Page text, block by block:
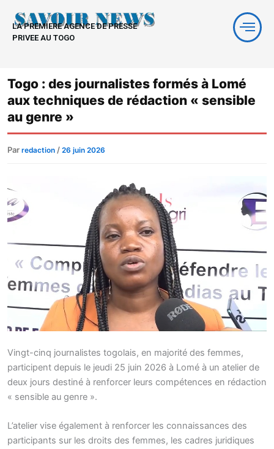
contenu
LA PREMIERE AGENCE DE PRESSE
PRIVEE AU TOGO
Togo : des journalistes formés à Lomé
aux techniques de rédaction « sensible
au genre »
Par redaction / 26 juin 2026
Vingt-cinq journalistes togolais, en majorité des femmes,
participent depuis le jeudi 25 juin 2026 à Lomé à un atelier de
deux jours destiné à renforcer leurs compétences en rédaction
« sensible au genre ».
L’atelier vise également à renforcer les connaissances des
participants sur les droits des femmes, les cadres juridiques